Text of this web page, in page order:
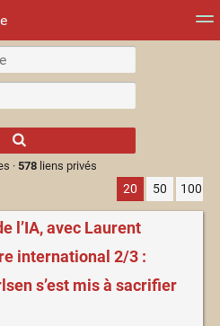
results.
· 578liens privés
20 50 100
l’IA, avec Laurent
international 2/3 :
s’est mis à sacrifier